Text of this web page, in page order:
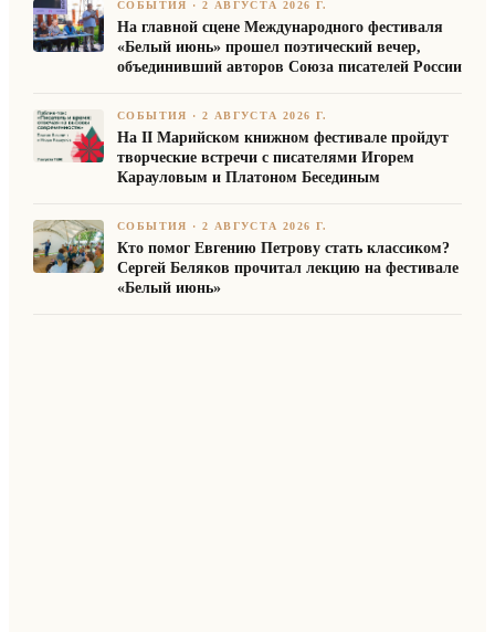
СОБЫТИЯ ·2 АВГУСТА 2026 Г.
На главной сцене Международного фестиваля
«Белый июнь» прошел поэтический вечер,
объединивший авторов Союза писателей России
СОБЫТИЯ ·2 АВГУСТА 2026 Г.
На II Марийском книжном фестивале пройдут
творческие встречи с писателями Игорем
Карауловым и Платоном Бесединым
СОБЫТИЯ ·2 АВГУСТА 2026 Г.
Кто помог Евгению Петрову стать классиком?
Сергей Беляков прочитал лекцию на фестивале
«Белый июнь»